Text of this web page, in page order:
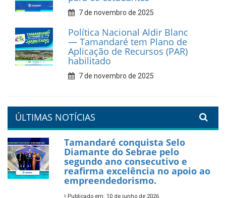
9 de fevereiro de 2026
Prefeitura de Tamandaré
reforça diálogo e
compromisso com a
valorização da educação
7 de fevereiro de 2026
orla da cidade.
PartiuENEM — Prefeitura
garante transporte gratuito
para os estudantes
7 de novembro de 2025